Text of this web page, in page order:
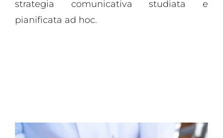
strategia comunicativa studiata e
pianificata ad hoc.